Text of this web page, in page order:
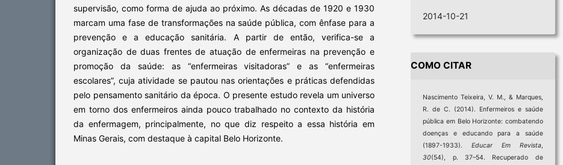
supervisão, como forma de ajuda ao próximo. As décadas de 1920 e 1930
marcam uma fase de transformações na saúde pública, com ênfase para a
prevenção e a educação sanitária. A partir de então, verifica-se a
organização de duas frentes de atuação de enfermeiras na prevenção e
promoção da saúde: as “enfermeiras visitadoras” e as “enfermeiras
escolares”, cuja atividade se pautou nas orientações e práticas defendidas
pelo pensamento sanitário da época. O presente estudo revela um universo
em torno dos enfermeiros ainda pouco trabalhado no contexto da história
da enfermagem, principalmente, no que diz respeito a essa história em
Minas Gerais, com destaque à capital Belo Horizonte.
2014-10-21
COMO CITAR
Nascimento Teixeira, V. M., & Marques,
R. de C. (2014). Enfermeiros e saúde
pública em Belo Horizonte: combatendo
doenças e educando para a saúde
(1897-1933).Educar Em Revista,
30(54), p. 37–54. Recuperado de